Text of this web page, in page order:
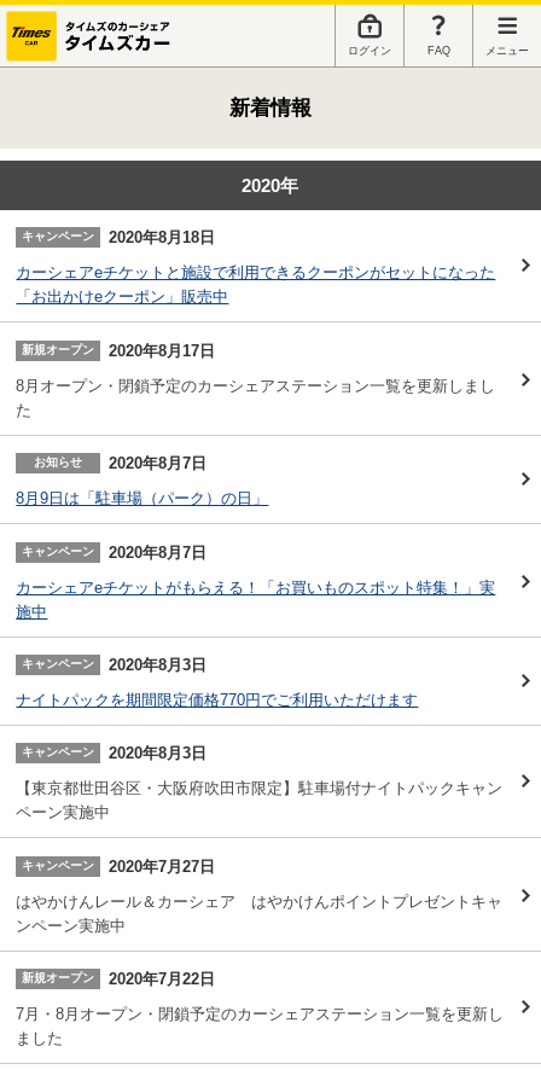
ログイン FAQ メニュー
新着情報
2020年
キャンペーン
2020年8月18日
カーシェアeチケットと施設で利用できるクーポンがセットになった
「お出かけeクーポン」販売中
新規オープン
2020年8月17日
8月オープン・閉鎖予定のカーシェアステーション一覧を更新しまし
た
お知らせ
2020年8月7日
8月9日は「駐車場（パーク）の日」
キャンペーン
2020年8月7日
カーシェアeチケットがもらえる！「お買いものスポット特集！」実
施中
キャンペーン
2020年8月3日
ナイトパックを期間限定価格770円でご利用いただけます
キャンペーン
2020年8月3日
【東京都世田谷区・大阪府吹田市限定】駐車場付ナイトパックキャン
ペーン実施中
キャンペーン
2020年7月27日
はやかけんレール＆カーシェア はやかけんポイントプレゼントキャ
ンペーン実施中
新規オープン
2020年7月22日
7月・8月オープン・閉鎖予定のカーシェアステーション一覧を更新し
ました